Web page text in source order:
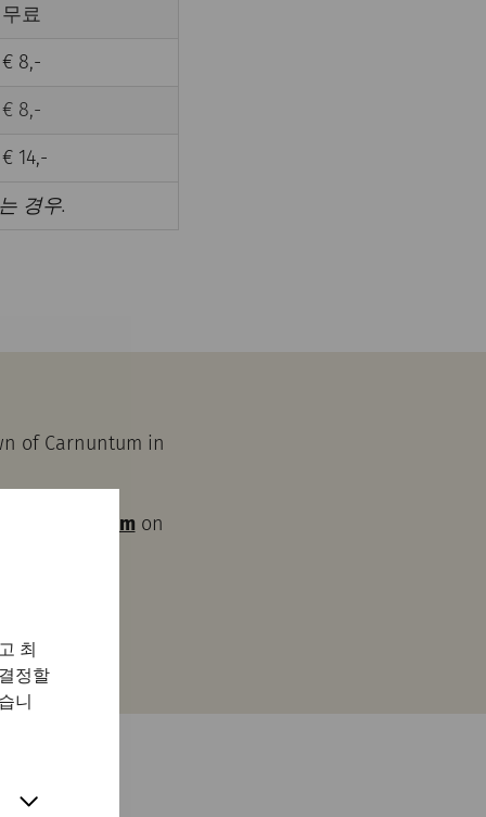
최
정할
니
무료
€ 8,-
€ 8,-
€ 14,-
경우.
of Carnuntum in
Carnuntinumon
a ticket.